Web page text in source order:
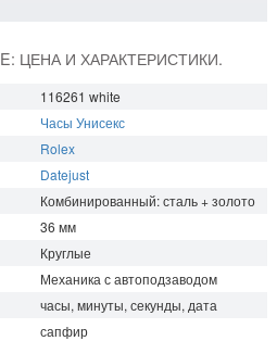
ЦЕНА И ХАРАКТЕРИСТИКИ.
116261 white
Часы Унисекс
Rolex
Datejust
Комбинированный: сталь + золото
36 мм
Круглые
Механика с автоподзаводом
часы, минуты, секунды, дата
сапфир